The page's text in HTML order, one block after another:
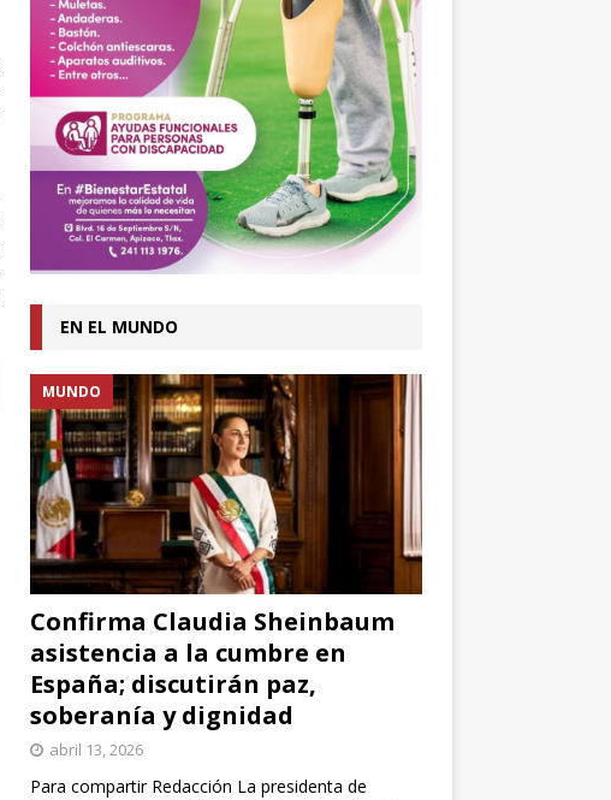
EN EL MUNDO
Confirma Claudia Sheinbaum
asistencia a la cumbre en
España; discutirán paz,
soberanía y dignidad
MUNDO
abril 13, 2026
Para compartir Redacción La presidenta de